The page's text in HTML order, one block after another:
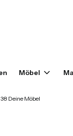
Details anzeigen
Möbel
Deine Möbel